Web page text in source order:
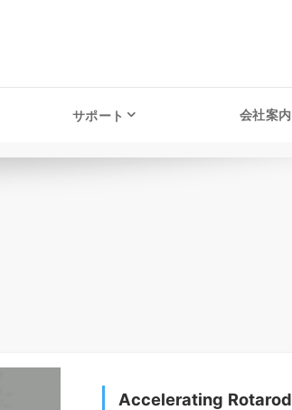
サポート 会社案内
Accelerating Rotarod